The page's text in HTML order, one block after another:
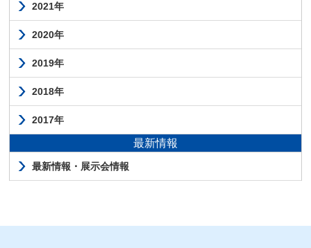
2021年
2020年
2019年
2018年
2017年
最新情報
最新情報・展示会情報